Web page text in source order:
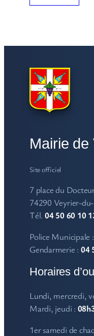
Mairie de
Site officiel
7 place du
74290 Veyrier-
Tél. 04 50 60 10
Police Municipale :
Gendarmerie : 04
Horaires
Lundi, mercredi,
Mardi, jeudi :
1er samedi de